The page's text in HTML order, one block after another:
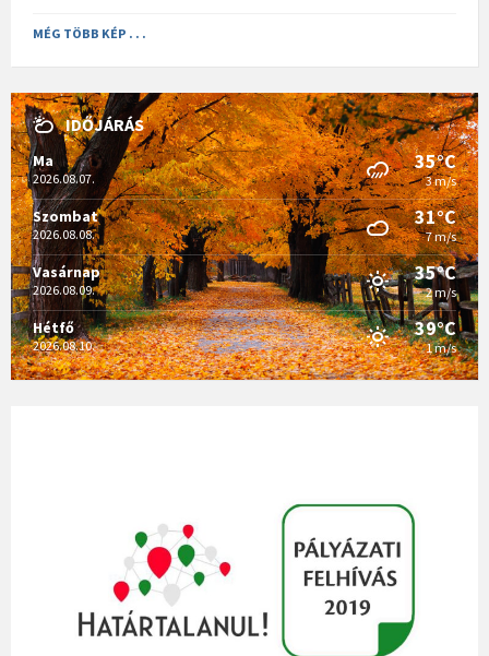
MÉG TÖBB KÉP . . .
IDŐJÁRÁS
Ma
2026.08.07.
35°C
3 m/s
Szombat
2026.08.08.
31°C
7 m/s
Vasárnap
2026.08.09.
35°C
2 m/s
Hétfő
2026.08.10.
39°C
1 m/s